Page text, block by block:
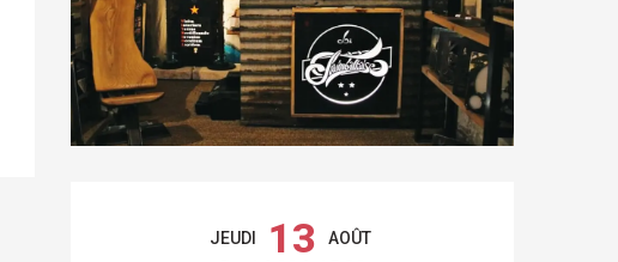
OUVERTURE ET
JEUDI 13 AOÛT